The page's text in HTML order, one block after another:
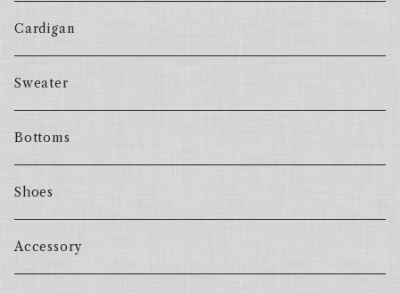
Cardigan
Sweater
Bottoms
Shoes
Accessory